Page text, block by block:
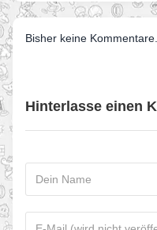
Bisher keine Kommentare.
Hinterlasse einen